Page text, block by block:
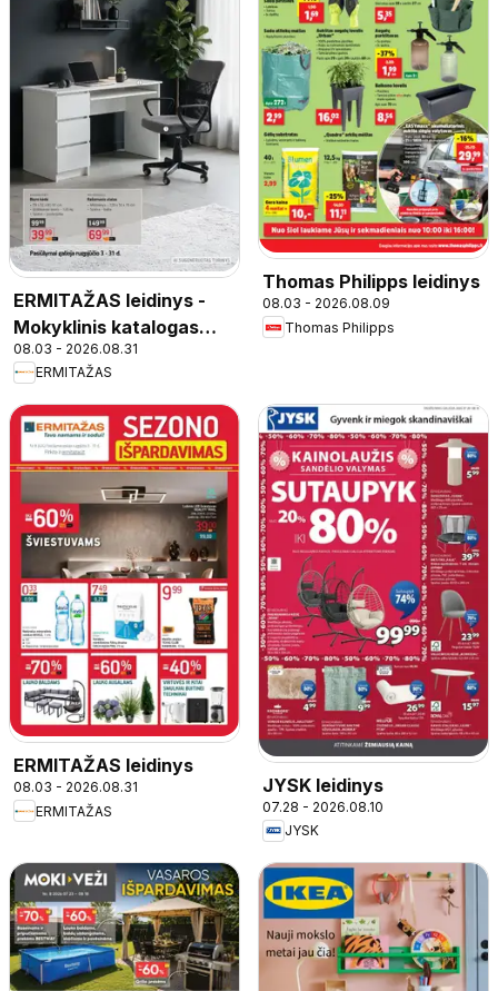
ERMITAŽAS leidinys -
Mokyklinis katalogas
2026
08.03 - 2026.08.31
ERMITAŽAS
Thomas Philipps leidinys
08.03 - 2026.08.09
Thomas Philipps
ERMITAŽAS leidinys
08.03 - 2026.08.31
ERMITAŽAS
JYSK leidinys
07.28 - 2026.08.10
JYSK